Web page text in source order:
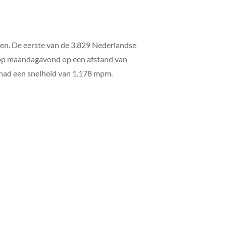
De eerste van de 3.829 Nederlandse
maandagavond op een afstand van
een snelheid van 1.178 mpm.